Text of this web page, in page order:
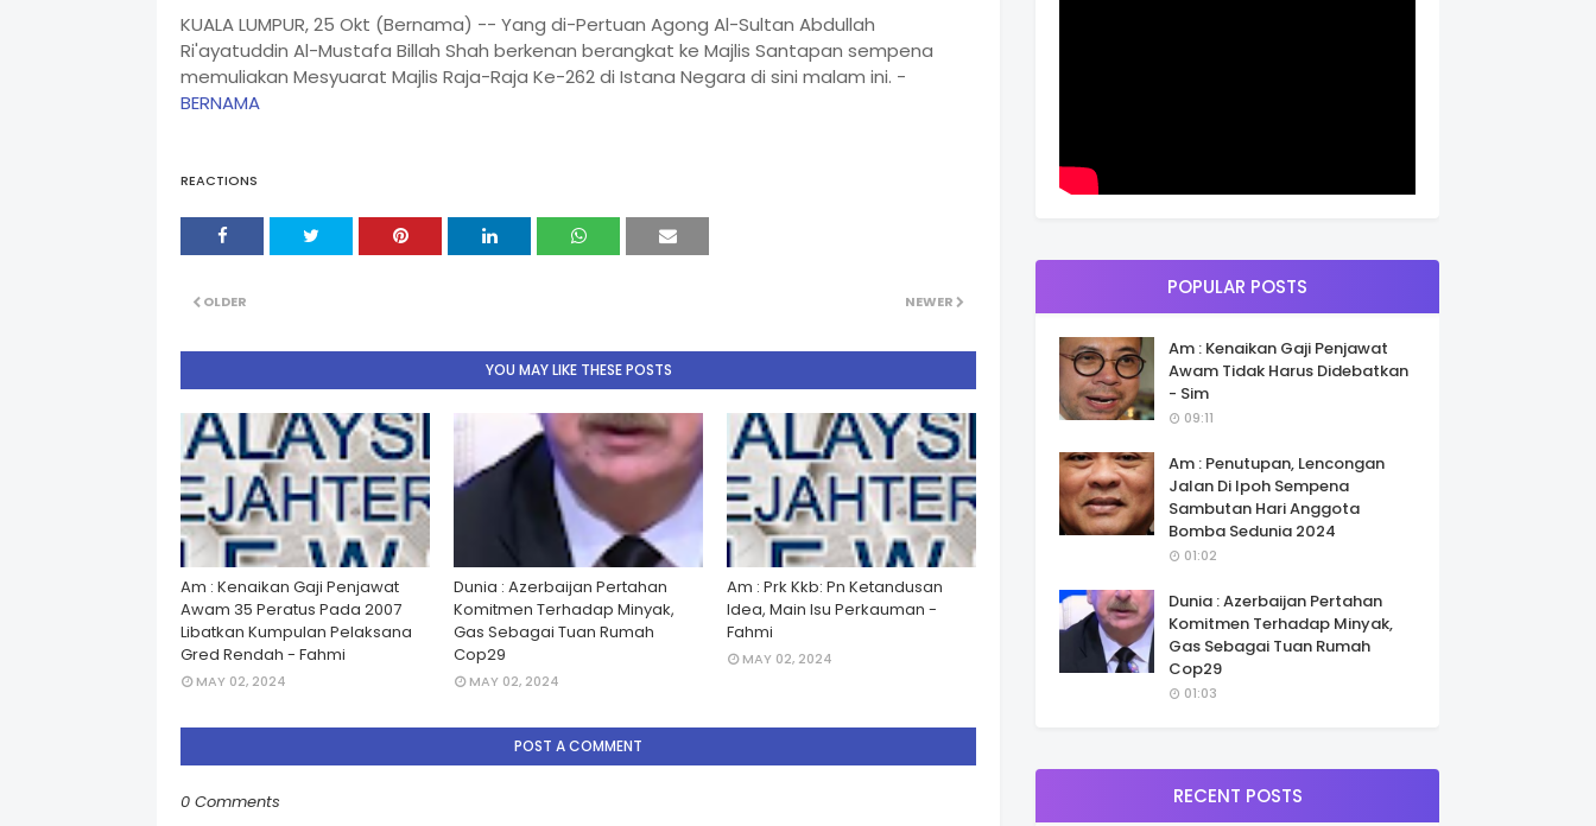
KUALA LUMPUR, 25 Okt (Bernama) -- Yang di-Pertuan Agong Al-Sultan Abdullah
Ri'ayatuddin Al-Mustafa Billah Shah berkenan berangkat ke Majlis Santapan sempena
memuliakan Mesyuarat Majlis Raja-Raja Ke-262 di Istana Negara di sini malam ini. -
BERNAMA
REACTIONS
NEWER
OLDER
YOU MAY LIKE THESE POSTS
Am : Kenaikan Gaji Penjawat
Awam 35 Peratus Pada 2007
Libatkan Kumpulan Pelaksana
Gred Rendah - Fahmi
MAY 02, 2024
Dunia : Azerbaijan Pertahan
Komitmen Terhadap Minyak,
Gas Sebagai Tuan Rumah
Cop29
MAY 02, 2024
Am : Prk Kkb: Pn Ketandusan
Idea, Main Isu Perkauman -
Fahmi
MAY 02, 2024
POST A COMMENT
0 Comments
POPULAR POSTS
Am : Kenaikan Gaji Penjawat
Awam Tidak Harus Didebatkan
- Sim
09:11
Am : Penutupan, Lencongan
Jalan Di Ipoh Sempena
Sambutan Hari Anggota
Bomba Sedunia 2024
01:02
Dunia : Azerbaijan Pertahan
Komitmen Terhadap Minyak,
Gas Sebagai Tuan Rumah
Cop29
01:03
RECENT POSTS